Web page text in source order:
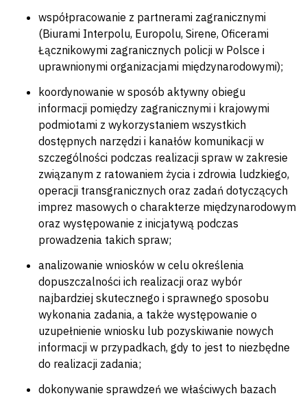
współpracowanie z partnerami zagranicznymi
(Biurami Interpolu, Europolu, Sirene, Oficerami
Łącznikowymi zagranicznych policji w Polsce i
uprawnionymi organizacjami międzynarodowymi);
koordynowanie w sposób aktywny obiegu
informacji pomiędzy zagranicznymi i krajowymi
podmiotami z wykorzystaniem wszystkich
dostępnych narzędzi i kanałów komunikacji w
szczególności podczas realizacji spraw w zakresie
związanym z ratowaniem życia i zdrowia ludzkiego,
operacji transgranicznych oraz zadań dotyczących
imprez masowych o charakterze międzynarodowym
oraz występowanie z inicjatywą podczas
prowadzenia takich spraw;
analizowanie wniosków w celu określenia
dopuszczalności ich realizacji oraz wybór
najbardziej skutecznego i sprawnego sposobu
wykonania zadania, a także występowanie o
uzupełnienie wniosku lub pozyskiwanie nowych
informacji w przypadkach, gdy to jest to niezbędne
do realizacji zadania;
dokonywanie sprawdzeń we właściwych bazach